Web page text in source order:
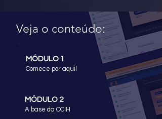
Veja o conteúdo:
MÓDULO 1
Comece por aqui!
MÓDULO 2
A base da CCIH